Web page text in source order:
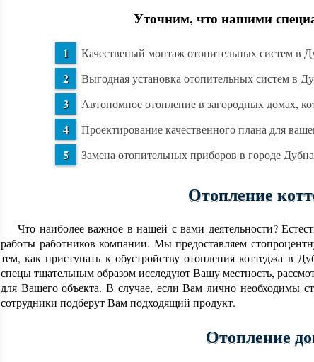
Уточним, что нашими
Качественый монтаж отопительных систем в
Выгодная установка отопительных систем в
Автономное отопление в загородных домах,
Проектирование качественного плана для
Замена отопительных приборов в городе Дубна
Отопление
Что наиболее важное в нашей с вами деятельности?
работы работников компании. Мы предоставляем
тем, как приступать к обустройству отопления коттеджа в
спецы тщательным образом исследуют Вашу местность,
для Вашего объекта. В случае, если Вам лично необходимы
сотрудники подберут Вам подходящий продукт.
Отопление